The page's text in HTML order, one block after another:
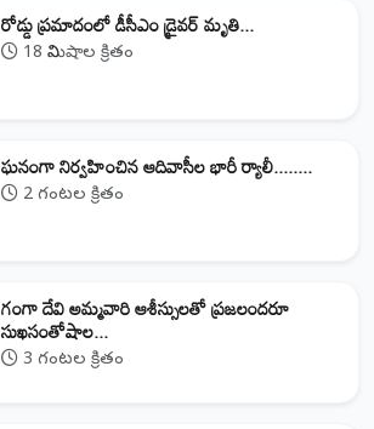
రోడ్డు ప్రమాదంలో డీసీఎం డ్రైవర్ మృతి...
18 నిమిషాల క్రితం
ఘనంగా నిర్వహించిన ఆదివాసీల భారీ ర్యాలీ........
2 గంటల క్రితం
గంగా దేవి అమ్మవారి ఆశీస్సులతో ప్రజలందరూ
సుఖసంతోషాల...
3 గంటల క్రితం